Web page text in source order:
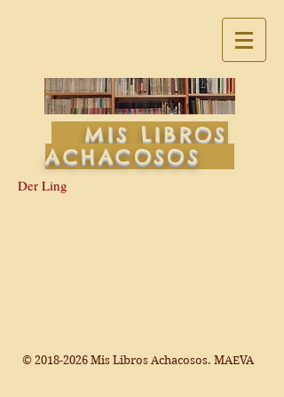
MIS LIBROS
ACHACOSOS
Der Ling
© 2018-2026 Mis Libros Achacosos. MAEVA